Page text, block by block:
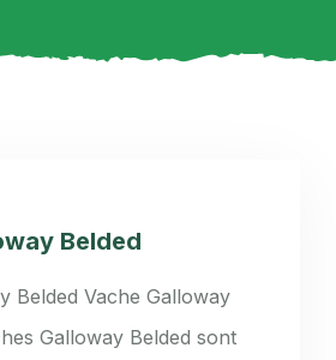
Belded
Belded Vache Galloway
Galloway Belded sont